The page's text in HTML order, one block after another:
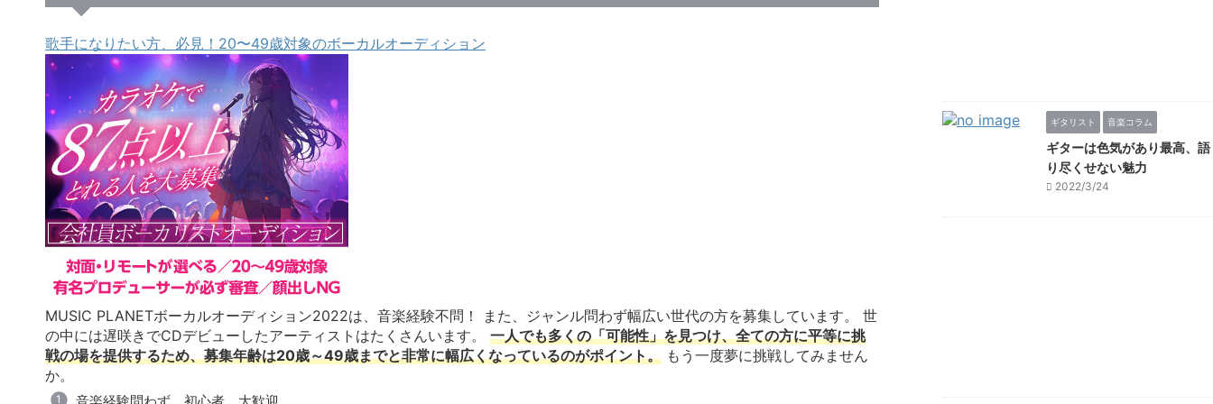
歌手になりたい方、必見！20〜49歳対象のボーカルオーディション
MUSIC PLANETボーカルオーディション2022は、音楽経験不問！ また、ジャンル問わず幅広い世代の方を募集しています。 世
の中には遅咲きでCDデビューしたアーティストはたくさんいます。 一人でも多くの「可能性」を見つけ、全ての方に平等に挑
戦の場を提供するため、募集年齢は20歳～49歳までと非常に幅広くなっているのがポイント。 もう一度夢に挑戦してみません
か。
ギタリスト 音楽コラム
ギターは色気があり最高、語
り尽くせない魅力
2022/3/24